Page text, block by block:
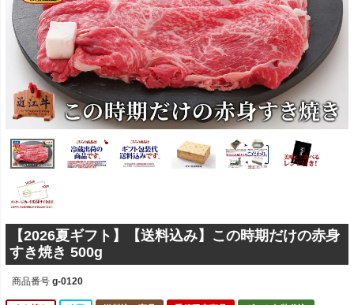
【2026夏ギフト】【送料込み】この時期だけの赤身
すき焼き 500g
商品番号 g-0120